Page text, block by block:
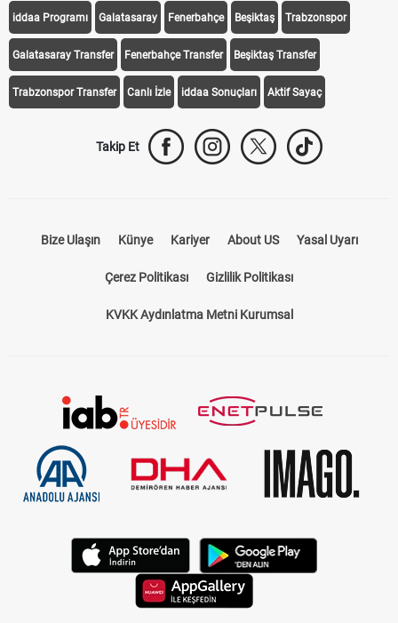
iddaa Programı Galatasaray Fenerbahçe Beşiktaş Trabzonspor
Galatasaray Transfer Fenerbahçe Transfer Beşiktaş Transfer
Trabzonspor Transfer Canlı İzle iddaa Sonuçları Aktif Sayaç
Takip Et
Bize Ulaşın Künye Kariyer About US Yasal Uyarı
Çerez Politikası Gizlilik Politikası
KVKK Aydınlatma Metni Kurumsal